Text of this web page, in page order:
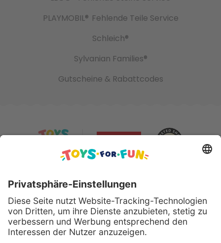
PLAYMOBIL® Fehlende Teile Service
Schleich®
Sylvanian Families®
Gutscheine & Rabattcodes
Sicher bezahlen mit: